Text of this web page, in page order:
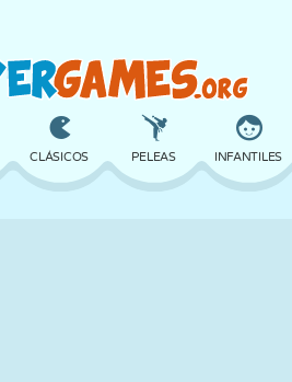
CLÁSICOS PELEAS INFANTILES